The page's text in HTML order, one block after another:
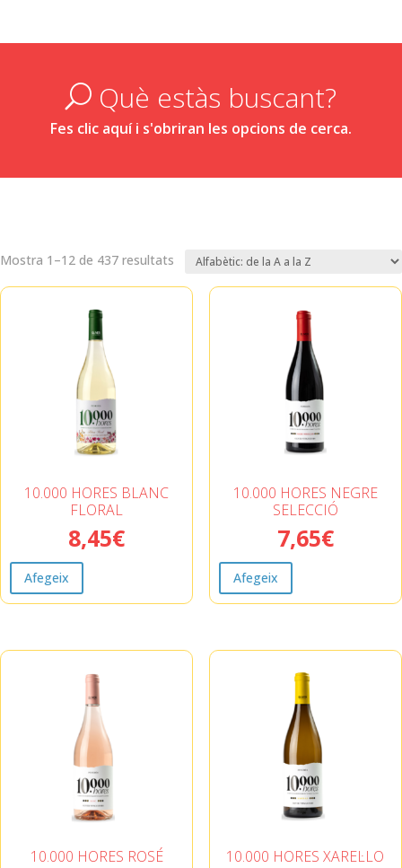
U Què estàs buscant?
Fes clic aquí i s'obriran les opcions de cerca.
Mostra 1–12 de 437 resultats
10.000 HORES BLANC
FLORAL
8,45€
Afegeix
10.000 HORES NEGRE
SELECCIÓ
7,65€
Afegeix
10.000 HORES ROSÉ 10.000 HORES XAREL·LO